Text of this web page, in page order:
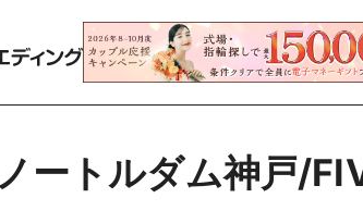
ノートルダム神戸/